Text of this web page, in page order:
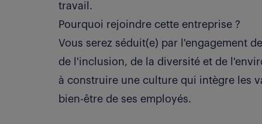
travail.
Pourquoi rejoindre cette entreprise ?
Vous serez séduit(e) par l'engagement
de l'inclusion, de la diversité et de
à construire une culture qui intègre les
bien-être de ses employés.